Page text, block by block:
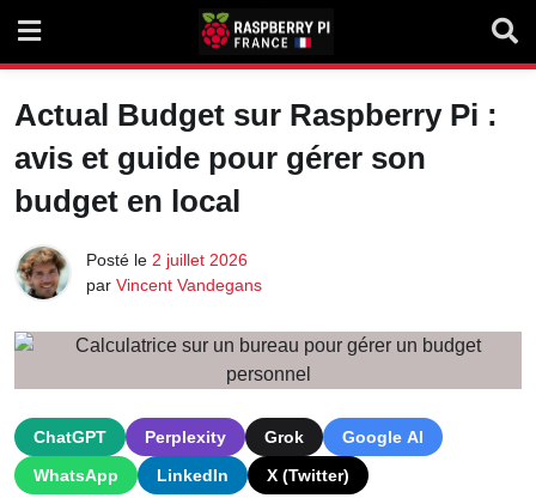
content
Actual Budget sur Raspberry Pi :
avis et guide pour gérer son
budget en local
Posté le 2 juillet 2026
par Vincent Vandegans
ChatGPT Perplexity Grok
Google AI
WhatsApp
LinkedIn X (Twitter)